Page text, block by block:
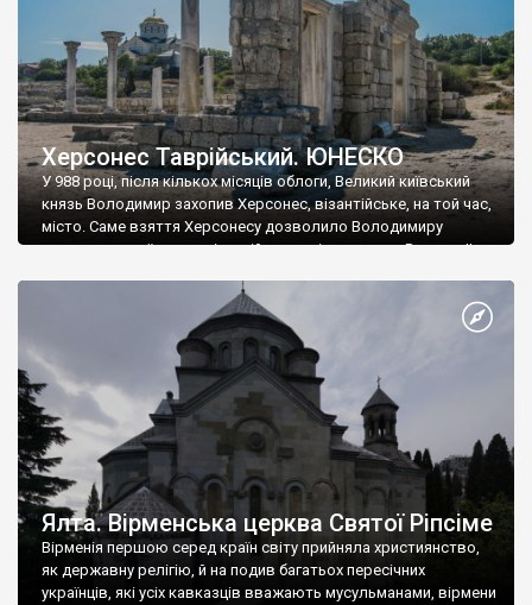
Херсонес Таврійський. ЮНЕСКО
У 988 році, після кількох місяців облоги, Великий київський
князь Володимир захопив Херсонес, візантійське, на той час,
місто. Саме взяття Херсонесу дозволило Володимиру
диктувати свої умови візантійському імператору Василю ІІ, та
Херсонесі Володимир-язичник, став Василем-християнином.
А потім було Хрещення Русі. На честь Херсонесу Таврійського
Ялта. Вірменська церква Святої Ріпсіме
Вірменія першою серед країн світу прийняла християнство,
як державну релігію, й на подив багатьох пересічних
українців, які усіх кавказців вважають мусульманами, вірмени